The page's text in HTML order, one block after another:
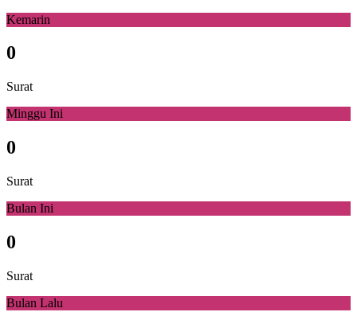
Kemarin
0
Surat
Minggu Ini
0
Surat
Bulan Ini
0
Surat
Bulan Lalu